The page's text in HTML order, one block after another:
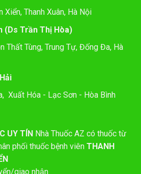
Thanh Xuân, Hà Nội
(Ds Trần Thị Hòa)
Thất Tùng, Trung Tự, Đống Đa, Hà
Xuất Hóa - Lạc Sơn - Hòa Bình
UY TÍN Nhà Thuốc AZ có thuốc từ
phối thuốc bệnh viên THANH
giao nhận